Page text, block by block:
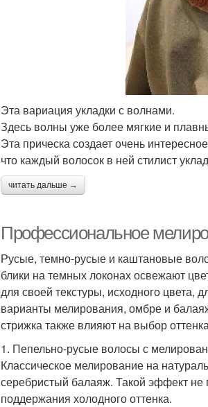
Эта вариация укладки с волнами.
Здесь волны уже более мягкие и
Эта прическа создает очень
что каждый волосок в ней стилист
читать дальше →
Профессиональное
Русые, темно-русые и каштановые
блики на темных локонах освежают
для своей текстуры, исходного цвета,
варианты мелирования, омбре и
стрижка также влияют на выбор
1. Пепельно-русые волосы с
Классическое мелирование на
серебристый балаяж. Такой эффект не
поддержания холодного оттенка.